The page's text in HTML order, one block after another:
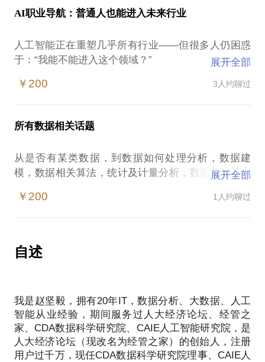
要，将跟汽车、电商一样普及！在这样的情况下，数
据分析师与大数据从业者容易遭遇：不知道怎么学，
析、大数据、数据挖掘怎么跟现有工作或业务结合数
据分析行业有哪些坑？怎么避免？怎么跳跃式发展？
我在有十多年的从业经验，知道怎样把一名小白培养
划帮助学员根据自身情况选择数据分析工具，提供金
和大数据从业经验PS.在选择与我见面前，请把你的
问题更具体化。毕竟一小时的谈话只能解决一个小问
题。请把你的问题提前发给我，方便我做更精确的准
备，提升见面效率。期待与你的见面。
怎样把一名小白培养成为一名合格的数据分析师和大
AI职业导航：普通人也能进入未来行业
人工智能正在重塑几乎所有行业——但很多人仍困惑
于：“我能不能进入这个领域？”
技能路径规划 → 岗位转化策略的完整路线图。
坚，我将结合真实案例、行业数据和AI人才趋势，帮
助你找到最适合你的切入口。
✅ 适合人群：想进入AI行业的人 / 职场转型期人士 /
展开全部
￥200 3人约聊过
所有数据相关话题
从是否有某类数据，到数据如何处理分析，数据建
模，数据相关算法，统计及计量分析，数据与AI结合
数据领域的相关问题
展开全部
￥200 1人约聊过
自述
我是赵坚毅，拥有20年IT，数据分析、大数据、人工
智能从业经验，期间服务过人大经济论坛、经管之
家、CDA数据科学研究院、CAIE人工智能研究院，是
人大经济论坛（现改名为经管之家）的创始人，注册
用户过千万，现任CDA数据科学研究院理事、CAIE人